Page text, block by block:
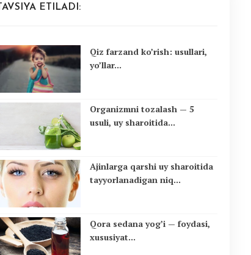
TAVSIYA ETILADI:
Qiz farzand ko’rish: usullari,
yo’llar...
Organizmni tozalash — 5
usuli, uy sharoitida...
Ajinlarga qarshi uy sharoitida
tayyorlanadigan niq...
Qora sedana yog’i — foydasi,
xususiyat...